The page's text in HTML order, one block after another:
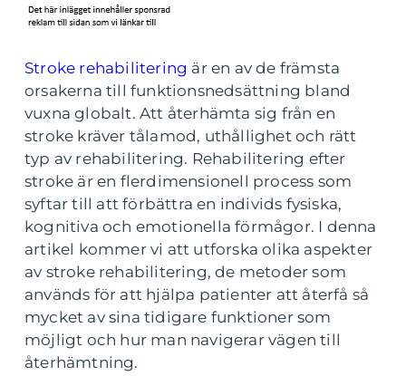
Stroke rehabilitering är en av de främsta
orsakerna till funktionsnedsättning bland
vuxna globalt. Att återhämta sig från en
stroke kräver tålamod, uthållighet och rätt
typ av rehabilitering. Rehabilitering efter
stroke är en flerdimensionell process som
syftar till att förbättra en individs fysiska,
kognitiva och emotionella förmågor. I denna
artikel kommer vi att utforska olika aspekter
av stroke rehabilitering, de metoder som
används för att hjälpa patienter att återfå så
mycket av sina tidigare funktioner som
möjligt och hur man navigerar vägen till
återhämtning.